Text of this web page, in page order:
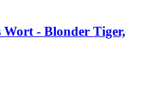
Wort - Blonder Tiger,